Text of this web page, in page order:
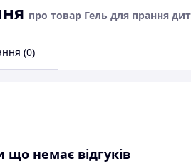
про товар Гель для прання
(0)
що немає відгуків